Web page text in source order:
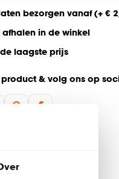
bezorgen vanaf (+ €
afhalen in de winkel
laagste prijs
& volg ons op